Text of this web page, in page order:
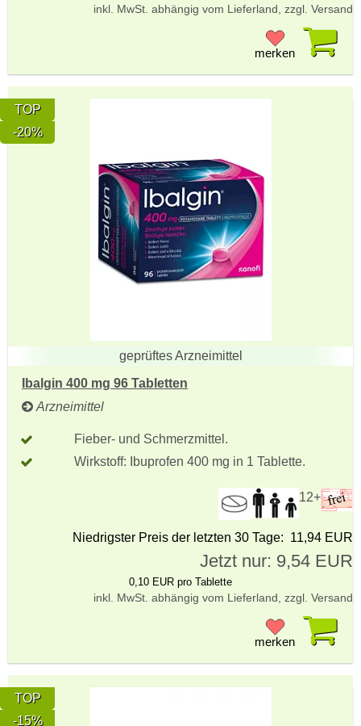
inkl. MwSt. abhängig vom Lieferland, zzgl. Versand
merken
TOP
-20%
geprüftes Arzneimittel
Ibalgin 400 mg 96 Tabletten
Arzneimittel
Fieber- und Schmerzmittel.
Wirkstoff: Ibuprofen 400 mg in 1 Tablette.
12+
Niedrigster Preis der letzten 30 Tage: 11,94 EUR
Jetzt nur: 9,54 EUR
0,10 EUR pro Tablette
inkl. MwSt. abhängig vom Lieferland, zzgl. Versand
merken
TOP
-15%